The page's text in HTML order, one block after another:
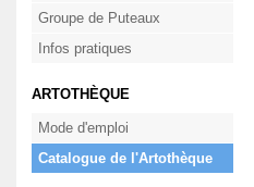
Groupe de Puteaux
Infos pratiques
ARTOTHÈQUE
Mode d'emploi
Catalogue de l'Artothèque